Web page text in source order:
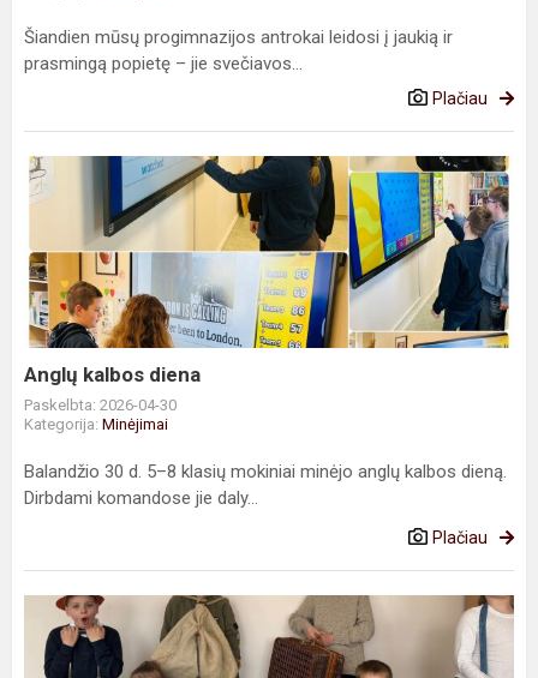
Šiandien mūsų progimnazijos antrokai leidosi į jaukią ir
prasmingą popietę – jie svečiavos...
Plačiau
Anglų
kalbos
Anglų kalbos diena
Paskelbta: 2026-04-30
Kategorija: Minėjimai
Balandžio 30 d. 5–8 klasių mokiniai minėjo anglų kalbos dieną.
Dirbdami komandose jie daly...
Plačiau
Diena
kuprinių